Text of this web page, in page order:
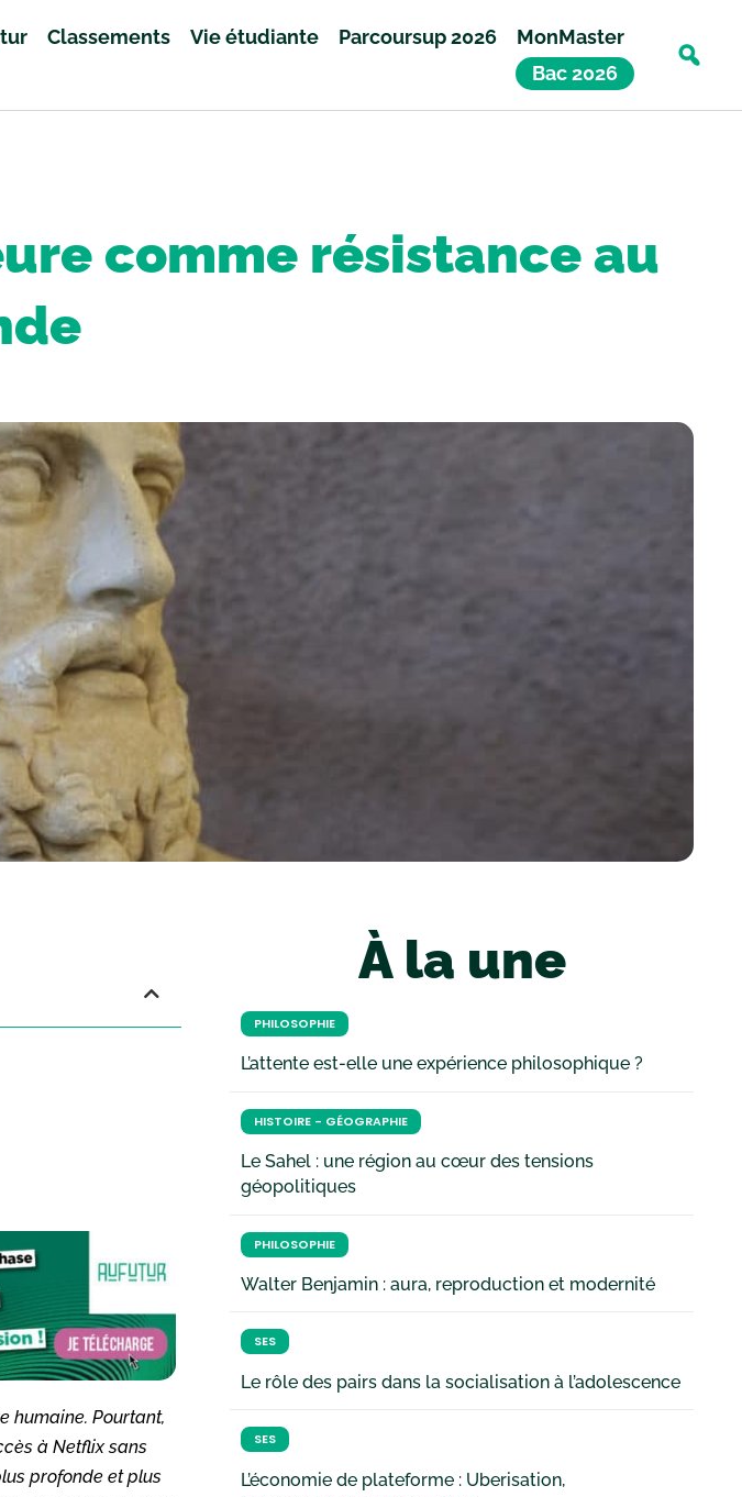
Classements Vie étudiante Parcoursup 2026
MonMaster
Bac 2026
comme résistance au
humaine. Pourtant,
à Netflix sans
profonde et plus
À la une
PHILOSOPHIE
L’attente est-elle une expérience philosophique ?
HISTOIRE - GÉOGRAPHIE
Le Sahel : une région au cœur des tensions
géopolitiques
PHILOSOPHIE
Walter Benjamin : aura, reproduction et modernité
SES
Le rôle des pairs dans la socialisation à l’adolescence
SES
L’économie de plateforme : Uberisation,